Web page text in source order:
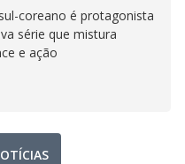
coreano é protagonista
série que mistura
e ação